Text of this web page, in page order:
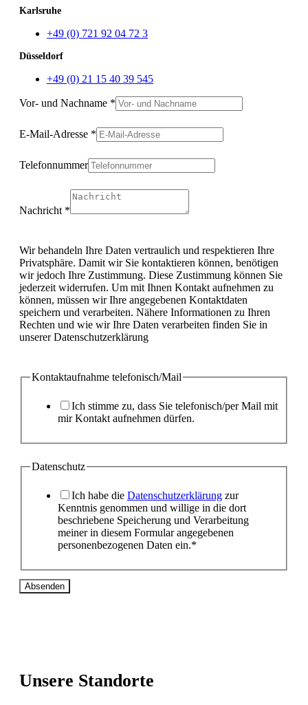
Karlsruhe
+49 (0) 721 92 04 72 3
Düsseldorf
+49 (0) 21 15 40 39 545
Vor- und Nachname *
E-Mail-Adresse *
Telefonnummer
Nachricht *
Telefonnummer
telefonisch/Mail
Wir behandeln Ihre Daten vertraulich und respektieren Ihre
Privatsphäre. Damit wir Sie kontaktieren können, benötigen
wir jedoch Ihre Zustimmung. Diese Zustimmung können Sie
jederzeit widerrufen. Um mit Ihnen Kontakt aufnehmen zu
können, müssen wir Ihre angegebenen Kontaktdaten
speichern und verarbeiten. Nähere Informationen zu Ihren
Rechten und wie wir Ihre Daten verarbeiten finden Sie in
unserer Datenschutzerklärung
Kontaktaufnahme telefonisch/Mail
Ich stimme zu, dass Sie telefonisch/per Mail mit
mir Kontakt aufnehmen dürfen.
Datenschutz
Ich habe die Datenschutzerklärung zur
Kenntnis genommen und willige in die dort
beschriebene Speicherung und Verarbeitung
meiner in diesem Formular angegebenen
personenbezogenen Daten ein.*
Absenden
Unsere Standorte